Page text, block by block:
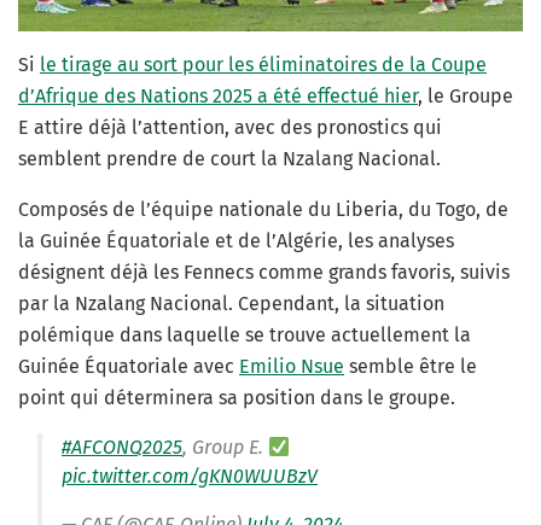
Si le tirage au sort pour les éliminatoires de la Coupe
d’Afrique des Nations 2025 a été effectué hier, le Groupe
E attire déjà l’attention, avec des pronostics qui
semblent prendre de court la Nzalang Nacional.
Composés de l’équipe nationale du Liberia, du Togo, de
la Guinée Équatoriale et de l’Algérie, les analyses
désignent déjà les Fennecs comme grands favoris, suivis
par la Nzalang Nacional. Cependant, la situation
polémique dans laquelle se trouve actuellement la
Guinée Équatoriale avec Emilio Nsue semble être le
point qui déterminera sa position dans le groupe.
#AFCONQ2025, Group E.
pic.twitter.com/gKN0WUUBzV